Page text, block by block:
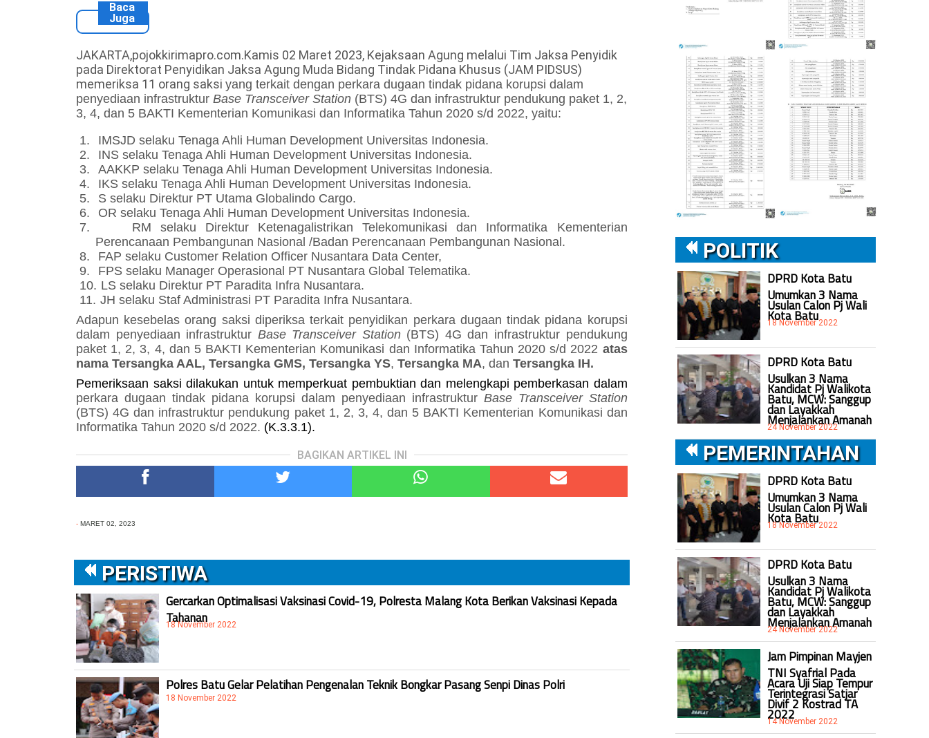
Baca
Juga
JAKARTA,pojokkirimapro.com.Kamis 02 Maret 2023, Kejaksaan Agung melalui Tim Jaksa Penyidik
pada Direktorat Penyidikan Jaksa Agung Muda Bidang Tindak Pidana Khusus (JAM PIDSUS)
memeriksa 11 orang saksi yang terkait dengan perkara dugaan tindak pidana korupsi dalam
penyediaan infrastruktur Base Transceiver Station (BTS) 4G dan infrastruktur pendukung paket 1, 2,
3, 4, dan 5 BAKTI Kementerian Komunikasi dan Informatika Tahun 2020 s/d 2022, yaitu:
1.
IMSJD selaku Tenaga Ahli Human Development Universitas Indonesia.
2.
INS selaku Tenaga Ahli Human Development Universitas Indonesia.
3.
AAKKP selaku Tenaga Ahli Human Development Universitas Indonesia.
4.
IKS selaku Tenaga Ahli Human Development Universitas Indonesia.
5.
S selaku Direktur PT Utama Globalindo Cargo.
6.
OR selaku Tenaga Ahli Human Development Universitas Indonesia.
7.
RM selaku Direktur Ketenagalistrikan Telekomunikasi dan Informatika Kementerian
Perencanaan Pembangunan Nasional /Badan Perencanaan Pembangunan Nasional.
8.
FAP selaku Customer Relation Officer Nusantara Data Center,
9.
FPS selaku Manager Operasional PT Nusantara Global Telematika.
10. LS selaku Direktur PT Paradita Infra Nusantara.
11. JH selaku Staf Administrasi PT Paradita Infra Nusantara.
Adapun kesebelas orang saksi diperiksa terkait penyidikan perkara dugaan tindak pidana korupsi
dalam penyediaan infrastruktur Base Transceiver Station(BTS) 4G dan infrastruktur pendukung
paket 1, 2, 3, 4, dan 5 BAKTI Kementerian Komunikasi dan Informatika Tahun 2020 s/d 2022 atas
nama Tersangka AAL, Tersangka GMS, Tersangka YS, Tersangka MA, dan Tersangka IH.
Pemeriksaan saksi dilakukan untuk memperkuat pembuktian dan melengkapi pemberkasan dalam
perkara dugaan tindak pidana korupsi dalam penyediaan infrastruktur Base Transceiver Station
(BTS) 4G dan infrastruktur pendukung paket 1, 2, 3, 4, dan 5 BAKTI Kementerian Komunikasi dan
Informatika Tahun 2020 s/d 2022. (K.3.3.1).
BAGIKAN ARTIKEL INI
- MARET 02, 2023
PERISTIWA
Gercarkan Optimalisasi Vaksinasi Covid-19, Polresta Malang Kota Berikan Vaksinasi Kepada
Tahanan
18 November 2022
Polres Batu Gelar Pelatihan Pengenalan Teknik Bongkar Pasang Senpi Dinas Polri
18 November 2022
POLITIK
DPRD Kota Batu
Umumkan 3 Nama
Usulan Calon Pj Wali
Kota Batu
18 November 2022
DPRD Kota Batu
Usulkan 3 Nama
Kandidat Pj Walikota
Batu, MCW: Sanggup
dan Layakkah
Menjalankan Amanah
24 November 2022
PEMERINTAHAN
DPRD Kota Batu
Umumkan 3 Nama
Usulan Calon Pj Wali
Kota Batu
18 November 2022
DPRD Kota Batu
Usulkan 3 Nama
Kandidat Pj Walikota
Batu, MCW: Sanggup
dan Layakkah
Menjalankan Amanah
24 November 2022
Jam Pimpinan Mayjen
TNI Syafrial Pada
Acara Uji Siap Tempur
Terintegrasi Satjar
Divif 2 Kostrad TA
2022
14 November 2022